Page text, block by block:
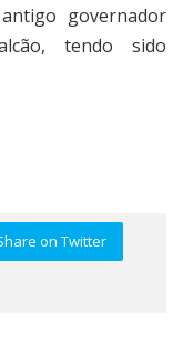
governador
tendo sido
on Twitter